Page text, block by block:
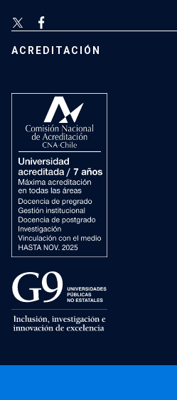
ACREDITACIÓN